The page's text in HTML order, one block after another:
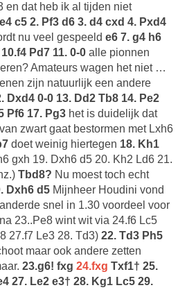
en dat heb ik al tijden niet
c5 2. Pf3 d6 3. d4 cxd 4. Pxd4
nu veel gespeeld e6 7. g4 h6
Pd7 11. 0-0 alle pionnen
Amateurs wagen het niet …
zijn natuurlijk een andere
Dxd4 0-0 13. Dd2 Tb8 14. Pe2
Pf6 17. Pg3 het is duidelijk dat
zwart gaat bestormen met Lxh6
doet weinig hiertegen 18. Kh1
gxh 19. Dxh6 d5 20. Kh2 Ld6 21.
Tbd8? Nu moest toch echt
Dxh6 d5 Mijnheer Houdini vond
snel in 1.30 voordeel voor
23..Pe8 wint wit via 24.f6 Lc5
27.f7 Le3 28. Td3) 22. Td3 Ph5
maar ook andere zetten
23.g6! fxg 24.fxg Txf1† 25.
27. Le2 e3† 28. Kg1 Lc5 29.